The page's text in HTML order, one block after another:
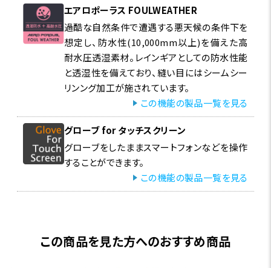
エアロポーラス FOULWEATHER
過酷な自然条件で遭遇する悪天候の条件下を
想定し、防水性(10,000mm以上)を備えた高
耐水圧透湿素材。レインギアとしての防水性能
と透湿性を備えており、縫い目にはシームシー
リンング加工が施されています。
この機能の製品一覧を見る
グローブ for タッチスクリーン
グローブをしたままスマートフォンなどを操作
することができます。
この機能の製品一覧を見る
この商品を見た方へのおすすめ商品